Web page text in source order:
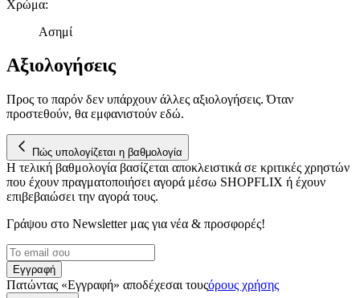
αναλύουμε την κυκλοφορία μας. Εμείς και οι 1022 συνεργάτες
διεύθυνση IP σας, χρησιμοποιώντας τεχνολογία όπως cookies
στη συσκευή σας, με σκοπό την προβολή εξατομικευμένων
διαφημίσεις και περιεχόμενο, την καλύτερη εικόνα του κοινού
μας και την ανάπτυξη προϊόντων. Επίσης, κοινοποιούμε
πληροφορίες σχετικά με την από μέρους σας χρήση της
τοποθεσίας μας στους συνεργάτες μέσων κοινωνικής
δικτύωσης, διαφημίσεων και ανάλυσης.
Χρώμα:
Ασημί
Αξιολογήσεις
Προς το παρόν δεν υπάρχουν άλλες αξιολογήσεις. Όταν
προστεθούν, θα εμφανιστούν εδώ.
Πώς υπολογίζεται η βαθμολογία
Η τελική βαθμολογία βασίζεται αποκλειστικά σε κριτικές χρηστών
που έχουν πραγματοποιήσει αγορά μέσω SHOPFLIX ή έχουν
επιβεβαιώσει την αγορά τους.
Γράψου στο Νewsletter μας για νέα & προσφορές!
Εγγραφή
Πατώντας «Εγγραφή» αποδέχεσαι τουςόρους χρήσης